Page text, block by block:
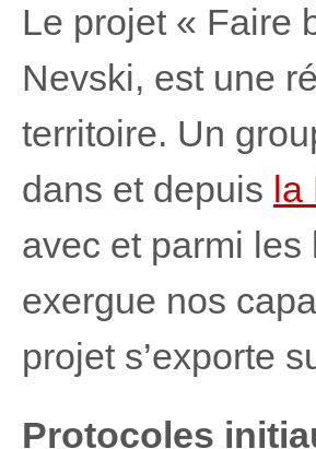
Le projet « Faire
Nevski, est une
territoire. Un
dans et depuis la
avec et parmi les
exergue nos
projet s’exporte
Protocoles